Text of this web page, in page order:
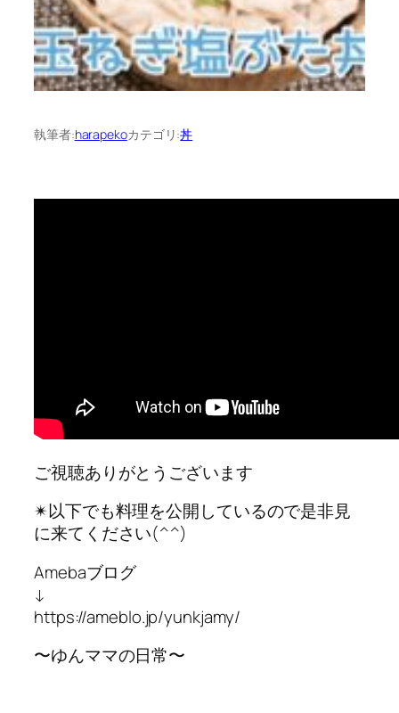
執筆者:harapekoカテゴリ:丼
ご視聴ありがとうございます
✴︎以下でも料理を公開しているので是非見
に来てください(^^)
Amebaブログ
↓
https://ameblo.jp/yunkjamy/
〜ゆんママの日常〜